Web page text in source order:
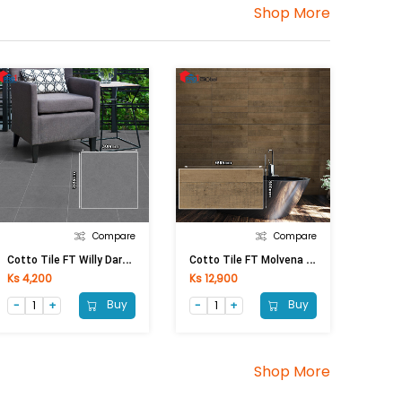
Shop More
Compare
C
Otto Tile FT Willy Dark Grey (300X300)
Ks 4,200
Buy
Compare
C
Otto Tile FT Molvena Amber (300x600)mm
Ks 12,900
Buy
Shop More